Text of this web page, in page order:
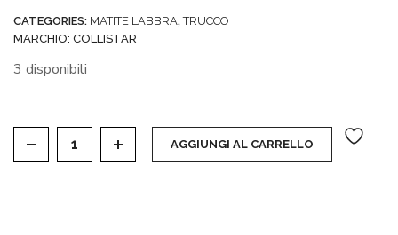
CATEGORIES: MATITE LABBRA,TRUCCO
MARCHIO: COLLISTAR
3 disponibili
MATITA TWIST LABBRA AUTOMATICA
AGGIUNGI AL CARRELLO